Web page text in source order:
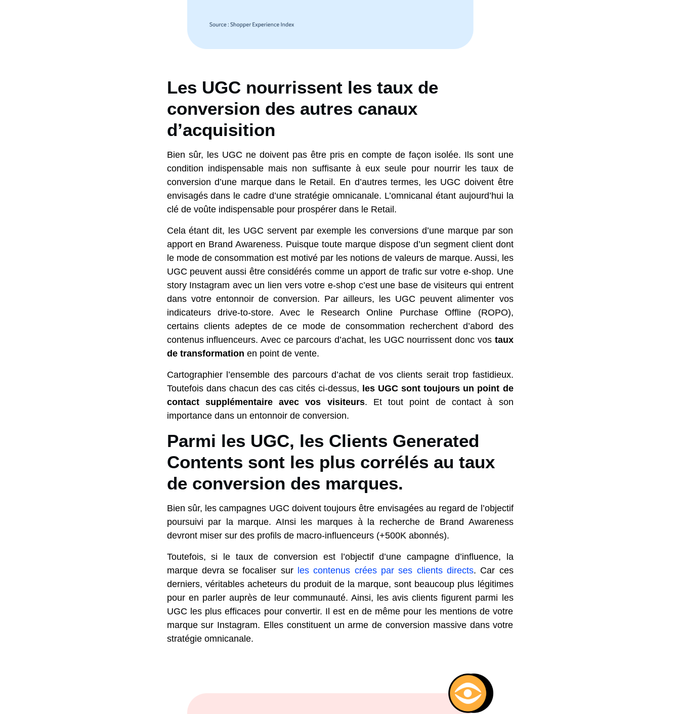
Les UGC nourrissent les taux de
conversion des autres canaux
d’acquisition
Bien sûr, les UGC ne doivent pas être pris en compte de façon isolée. Ils sont une
condition indispensable mais non suffisante à eux seule pour nourrir les taux de
conversion d’une marque dans le Retail. En d’autres termes, les UGC doivent être
envisagés dans le cadre d’une stratégie omnicanale. L’omnicanal étant aujourd’hui la
clé de voûte indispensable pour prospérer dans le Retail.
Cela étant dit, les UGC servent par exemple les conversions d’une marque par son
apport en Brand Awareness. Puisque toute marque dispose d’un segment client dont
le mode de consommation est motivé par les notions de valeurs de marque. Aussi, les
UGC peuvent aussi être considérés comme un apport de trafic sur votre e-shop. Une
story Instagram avec un lien vers votre e-shop c’est une base de visiteurs qui entrent
dans votre entonnoir de conversion. Par ailleurs, les UGC peuvent alimenter vos
indicateurs drive-to-store. Avec le Research Online Purchase Offline (ROPO),
certains clients adeptes de ce mode de consommation recherchent d’abord des
contenus influenceurs. Avec ce parcours d’achat, les UGC nourrissent donc vos taux
de transformation en point de vente.
Cartographier l’ensemble des parcours d’achat de vos clients serait trop fastidieux.
Toutefois dans chacun des cas cités ci-dessus, les UGC sont toujours un point de
contact supplémentaire avec vos visiteurs. Et tout point de contact à son
importance dans un entonnoir de conversion.
Parmi les UGC, les Clients Generated
Contents sont les plus corrélés au taux
de conversion des marques.
Bien sûr, les campagnes UGC doivent toujours être envisagées au regard de l’objectif
poursuivi par la marque. AInsi les marques à la recherche de Brand Awareness
devront miser sur des profils de macro-influenceurs (+500K abonnés).
Toutefois, si le taux de conversion est l’objectif d’une campagne d’influence, la
marque devra se focaliser sur les contenus crées par ses clients directs. Car ces
derniers, véritables acheteurs du produit de la marque, sont beaucoup plus légitimes
pour en parler auprès de leur communauté. Ainsi, les avis clients figurent parmi les
UGC les plus efficaces pour convertir. Il est en de même pour les mentions de votre
marque sur Instagram. Elles constituent un arme de conversion massive dans votre
stratégie omnicanale.